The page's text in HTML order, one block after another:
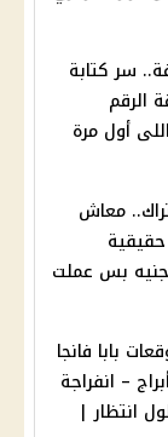
سر كتابة
الرقم
أول مرة
معاش
تجارب حقيقية
لسيدات مصريات – إزاي 207 جنيه بس عملت
بابا فانجا
تزف أخبار سعيدة لـ 4 أبراج – انفراجة
انتظار |